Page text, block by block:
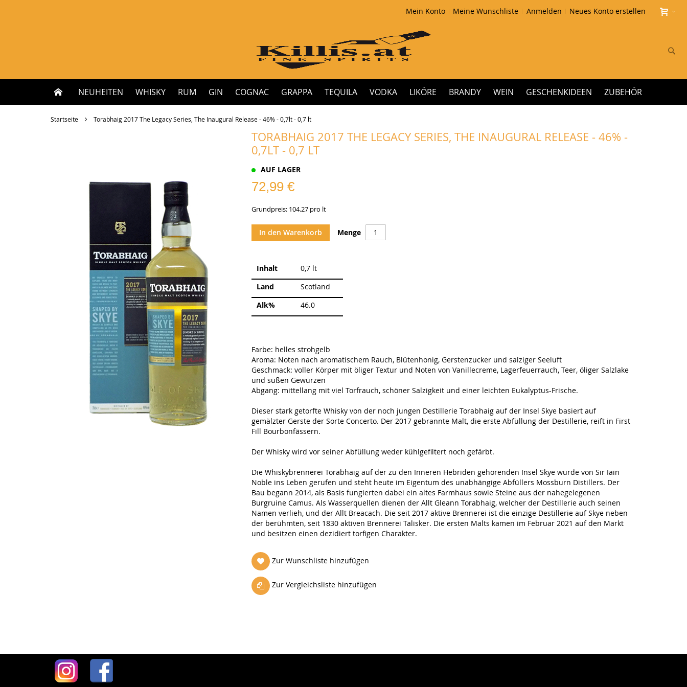
Mein Konto Meine Wunschliste Anmelden Neues Konto erstellen
NEUHEITEN WHISKY RUM GIN COGNAC GRAPPA TEQUILA VODKA LIKÖRE BRANDY WEIN GESCHENKIDEEN ZUBEHÖR
Startseite Torabhaig 2017 The Legacy Series, The Inaugural Release - 46% - 0,7lt - 0,7 lt
TORABHAIG 2017 THE LEGACY SERIES, THE INAUGURAL RELEASE - 46% -
0,7LT - 0,7 LT
AUF LAGER
72,99 €
Grundpreis: 104.27 pro lt
Menge
In den Warenkorb
Weitere
Inhalt
0,7 lt
Land
Scotland
Alk%
46.0
Farbe: helles strohgelb
Aroma: Noten nach aromatischem Rauch, Blütenhonig, Gerstenzucker und salziger Seeluft
Geschmack: voller Körper mit öliger Textur und Noten von Vanillecreme, Lagerfeuerrauch, Teer, öliger Salzlake
und süßen Gewürzen
Abgang: mittellang mit viel Torfrauch, schöner Salzigkeit und einer leichten Eukalyptus-Frische.
Dieser stark getorfte Whisky von der noch jungen Destillerie Torabhaig auf der Insel Skye basiert auf
gemälzter Gerste der Sorte Concerto. Der 2017 gebrannte Malt, die erste Abfüllung der Destillerie, reift in First
Fill Bourbonfässern.
Der Whisky wird vor seiner Abfüllung weder kühlgefiltert noch gefärbt.
Die Whiskybrennerei Torabhaig auf der zu den Inneren Hebriden gehörenden Insel Skye wurde von Sir Iain
Noble ins Leben gerufen und steht heute im Eigentum des unabhängige Abfüllers Mossburn Distillers. Der
Bau begann 2014, als Basis fungierten dabei ein altes Farmhaus sowie Steine aus der nahegelegenen
Burgruine Camus. Als Wasserquellen dienen der Allt Gleann Torabhaig, welcher der Destillerie auch seinen
Namen verlieh, und der Allt Breacach. Die seit 2017 aktive Brennerei ist die einzige Destillerie auf Skye neben
der berühmten, seit 1830 aktiven Brennerei Talisker. Die ersten Malts kamen im Februar 2021 auf den Markt
und besitzen einen dezidiert torfigen Charakter.
Zur Wunschliste hinzufügen
Zur Vergleichsliste hinzufügen